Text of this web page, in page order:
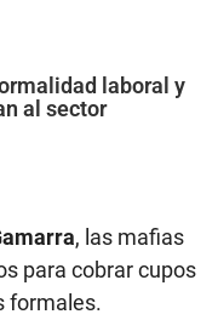
laboral y
al sector
, las mafias
para cobrar cupos
formales.